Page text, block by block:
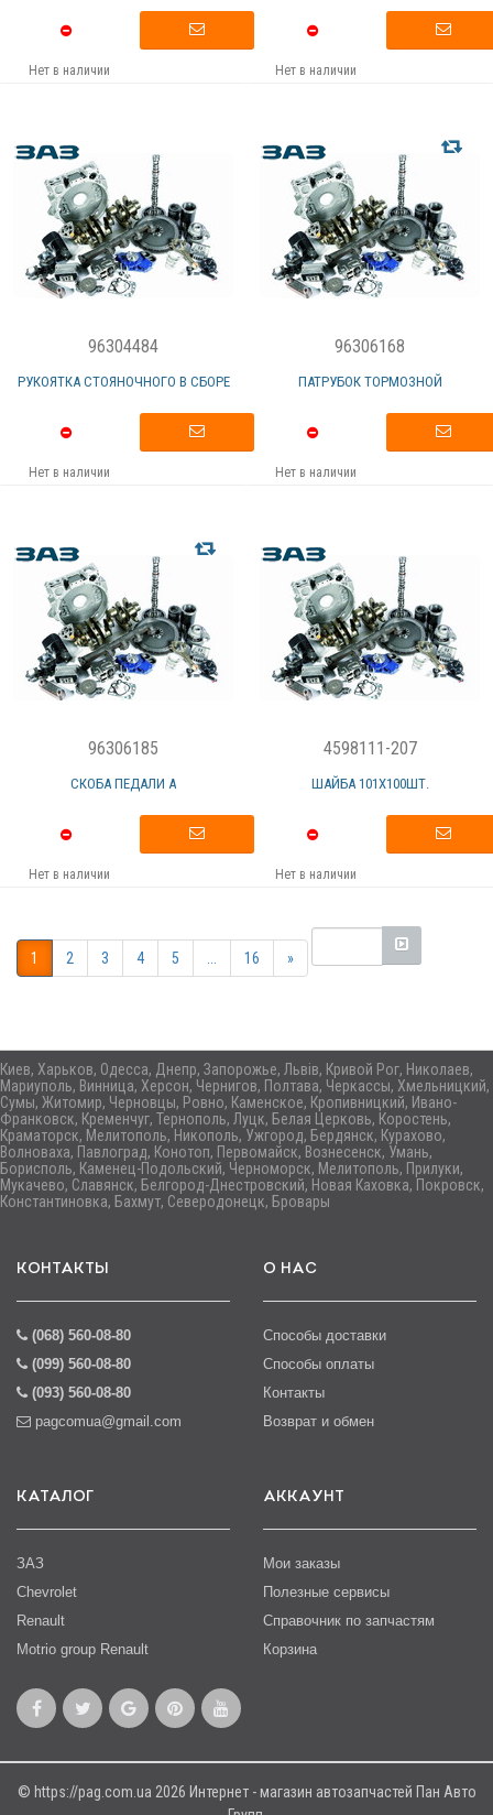
Нет в наличии Нет в наличии
96304484
РУКОЯТКА СТОЯНОЧНОГО В СБОРЕ
Нет в наличии
96306168
ПАТРУБОК ТОРМОЗНОЙ
Нет в наличии
96306185
СКОБА ПЕДАЛИ А
Нет в наличии
4598111-207
ШАЙБА 101Х100ШТ.
Нет в наличии
1 2 3 4 5 16 »
Киев, Харьков, Одесса, Днепр, Запорожье, Львів, Кривой Рог, Николаев,
Мариуполь, Винница, Херсон, Чернигов, Полтава, Черкассы, Хмельницкий,
Сумы, Житомир, Черновцы, Ровно, Каменское, Кропивницкий, Ивано-
Франковск, Кременчуг, Тернополь, Луцк, Белая Церковь, Коростень,
Краматорск, Мелитополь, Никополь, Ужгород, Бердянск, Курахово,
Волноваха, Павлоград, Конотоп, Первомайск, Вознесенск, Умань,
Борисполь, Каменец-Подольский, Черноморск, Мелитополь, Прилуки,
Мукачево, Славянск, Белгород-Днестровский, Новая Каховка, Покровск,
Константиновка, Бахмут, Северодонецк, Бровары
КОНТАКТЫ
(068) 560-08-80
(099) 560-08-80
(093) 560-08-80
pagcomua@gmail.com
О НАС
Способы доставки
Способы оплаты
Контакты
Возврат и обмен
КАТАЛОГ
ЗАЗ
Chevrolet
Renault
Motrio group Renault
АККАУНТ
Мои заказы
Полезные сервисы
Справочник по запчастям
Корзина
© https://pag.com.ua 2026 Интернет - магазин автозапчастей Пан Авто